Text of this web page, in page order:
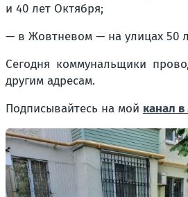
и 40 лет Октября;
— в Жовтневом — на улицах 50
Сегодня коммунальщики
другим адресам.
Подписывайтесь на мой канал в